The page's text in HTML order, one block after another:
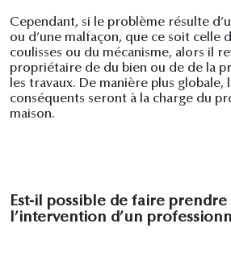
Cependant, si le problème résulte
ou d’une malfaçon, que ce soit celle
coulisses ou du mécanisme, alors il
propriétaire de du bien ou de de la
les travaux. De manière plus globale,
conséquents seront à la charge du
maison.
Est-il possible de faire
l’intervention d’un